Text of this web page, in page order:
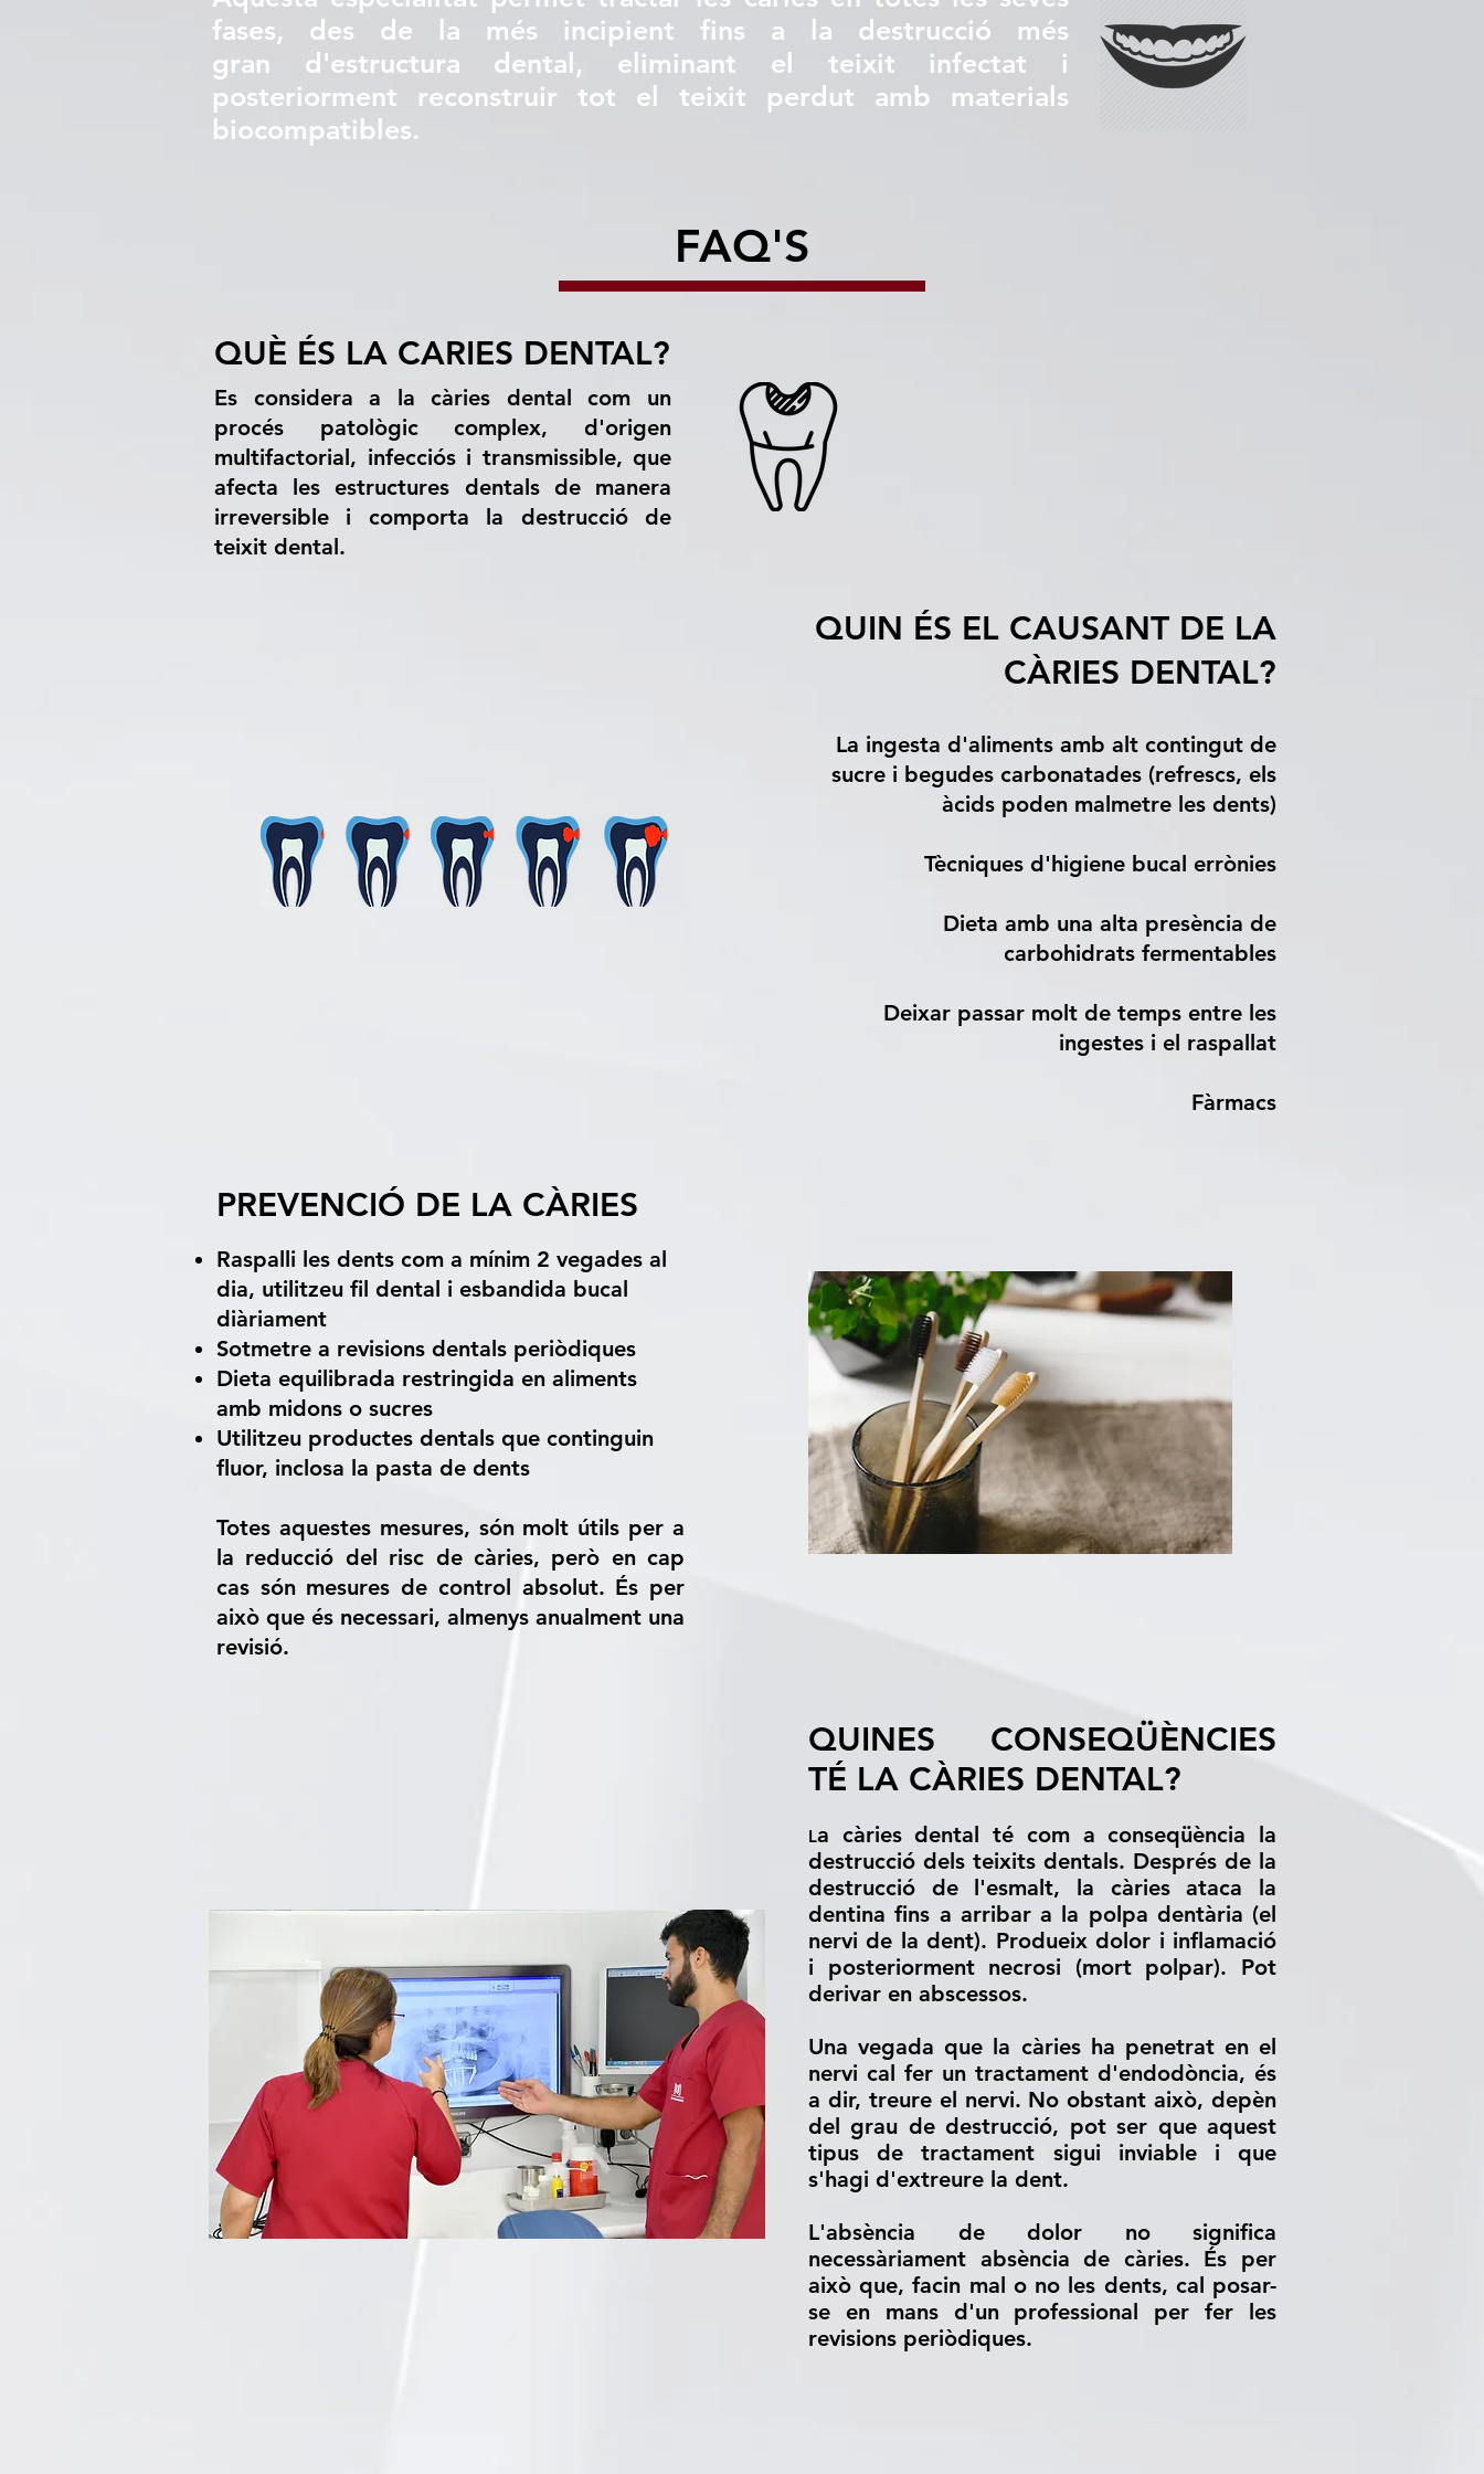
fases, des de la més incipient fins a la destrucció més
gran d'estructura dental, eliminant el teixit infectat i
posteriorment reconstruir tot el teixit perdut amb materials
biocompatibles.
FAQ'S
QUÈ ÉS LA CARIES DENTAL?
Es considera a la càries dental com un
procés patològic complex, d'origen
multifactorial, infecciós i transmissible, que
afecta les estructures dentals de manera
irreversible i comporta la destrucció de
teixit dental.
QUIN ÉS EL CAUSANT DE LA
CÀRIES DENTAL?
La ingesta d'aliments amb alt contingut de
sucre i begudes carbonatades (refrescs, els
àcids poden malmetre les dents)
Tècniques d'higiene bucal errònies
Dieta amb una alta presència de
carbohidrats fermentables
Deixar passar molt de temps entre les
ingestes i el raspallat
Fàrmacs
PREVENCIÓ DE LA CÀRIES
Raspalli les dents com a mínim 2 vegades al
dia, utilitzeu fil dental i esbandida bucal
diàriament
Sotmetre a revisions dentals periòdiques
Dieta equilibrada restringida en aliments
amb midons o sucres
Utilitzeu productes dentals que continguin
fluor, inclosa la pasta de dents
Totes aquestes mesures, són molt útils per a
la reducció del risc de càries, però en cap
cas són mesures de control absolut. És per
això que és necessari, almenys anualment una
revisió.
QUINES CONSEQÜÈNCIES
TÉ LA CÀRIES DENTAL?
La càries dental té com a conseqüència la
destrucció dels teixits dentals. Després de la
destrucció de l'esmalt, la càries ataca la
dentina fins a arribar a la polpa dentària (el
nervi de la dent). Produeix dolor i inflamació
i posteriorment necrosi (mort polpar). Pot
derivar en abscessos.
Una vegada que la càries ha penetrat en el
nervi cal fer un tractament d'endodòncia, és
a dir, treure el nervi. No obstant això, depèn
del grau de destrucció, pot ser que aquest
tipus de tractament sigui inviable i que
s'hagi d'extreure la dent.
L'absència de dolor no significa
necessàriament absència de càries. És per
això que, facin mal o no les dents, cal posar-
se en mans d'un professional per fer les
revisions periòdiques.